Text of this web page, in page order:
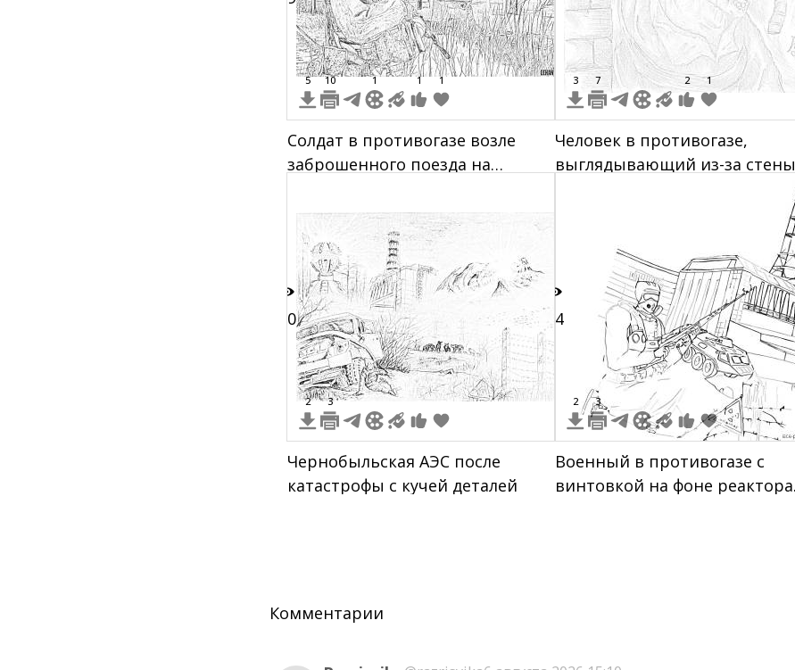
5 10 1 1 1
Солдат в противогазе возле
заброшенного поезда на
3 7 2 1
Человек в противогазе,
выглядывающий из-за стены
10
2 3
Чернобыльская АЭС после
катастрофы с кучей деталей
14
2 3
Военный в противогазе с
винтовкой на фоне реактора
Комментарии